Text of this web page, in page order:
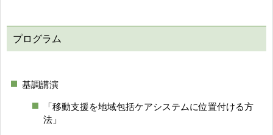
プログラム
基調講演
「移動支援を地域包括ケアシステムに位置付ける方
法」